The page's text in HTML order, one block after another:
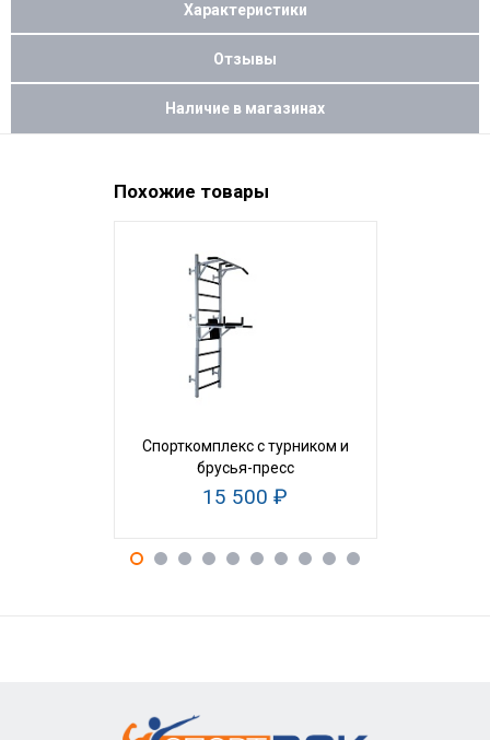
Характеристики
Отзывы
Наличие в магазинах
Похожие товары
Спорткомплекс с турником и
брусья-пресс
15 500 ₽